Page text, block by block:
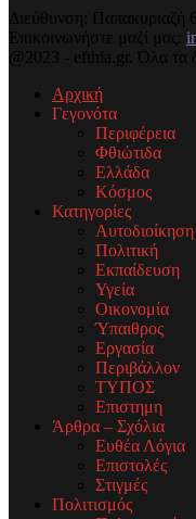
Διεύθυνση:
Επικοινωνήστε μαζί μας:
@2023 - efthia.gr. Όλα τα
Αρχική
Γεγονότα
Περιφέρεια
Φθιώτιδα
Ελλάδα
Κόσμος
Κατηγορίες
Αυτοδιοίκηση
Πολιτική
Εκπαίδευση
Υγεία
Οικονομία
Ύπαιθρος
Εργασία
Περιβάλλον
ΤΥΠΟΣ
Επιστημη
Άρθρα – Σχόλια
Ευθέα Λόγια
Επιστολές
Στιγμές
Πολιτισμός